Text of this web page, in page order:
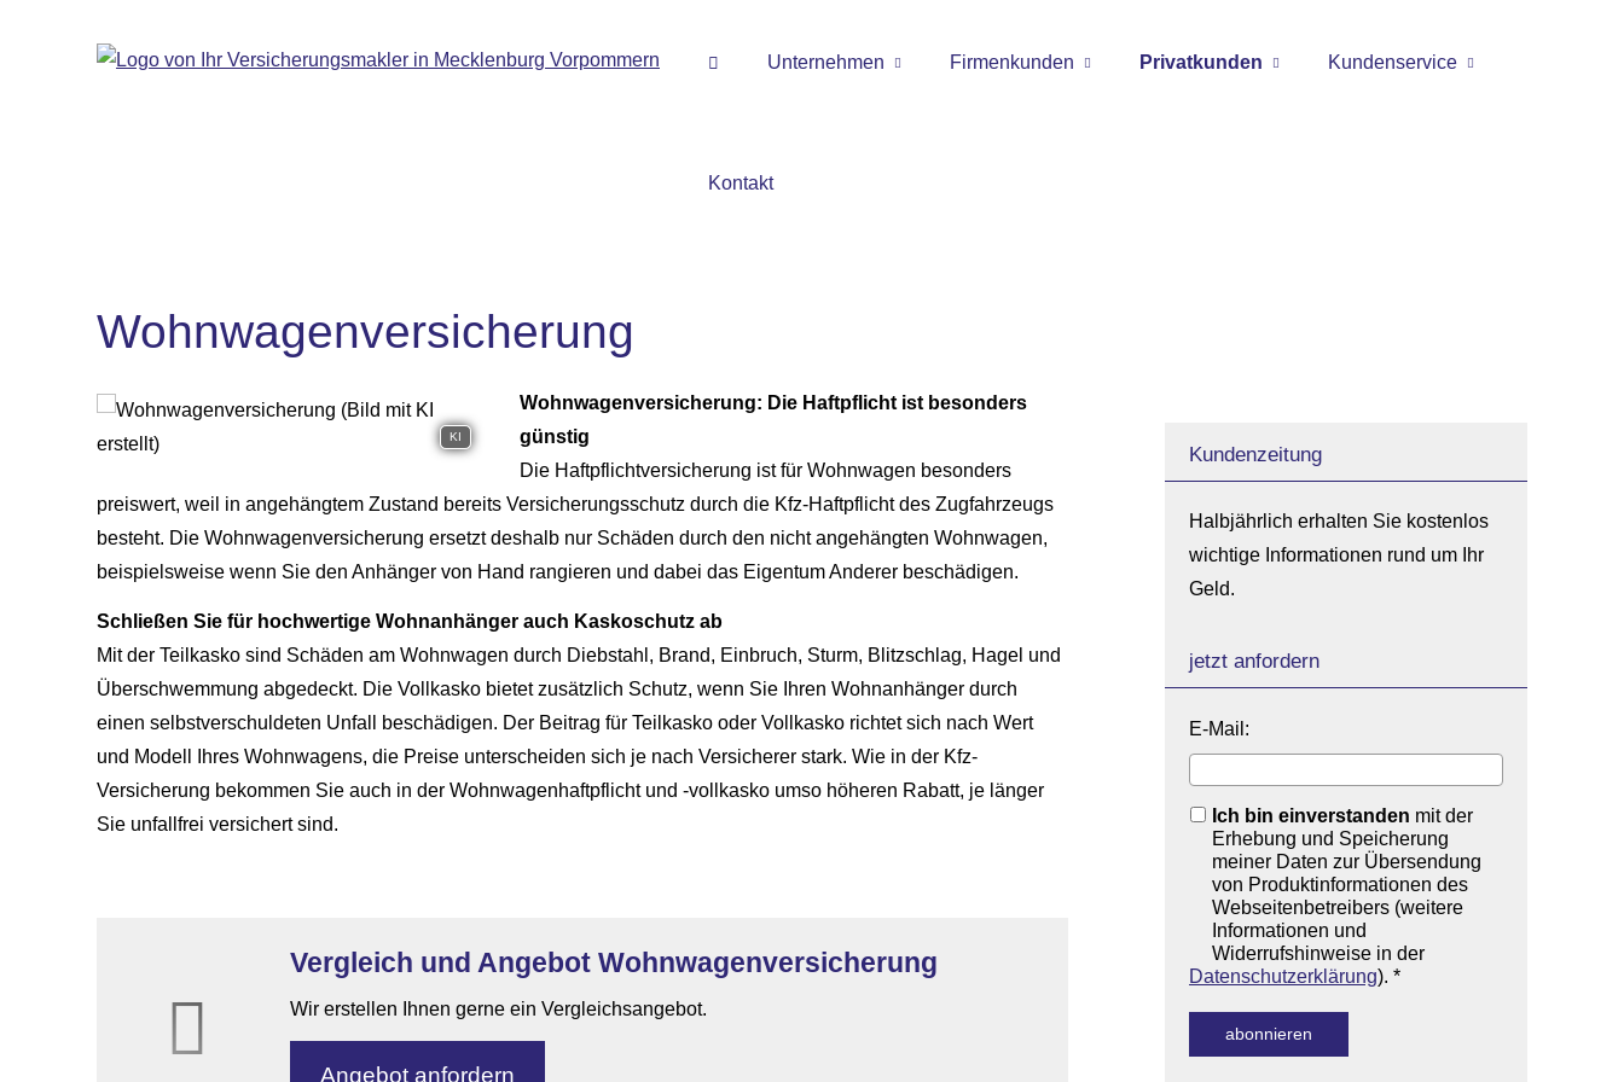
Unternehmen Firmenkunden Privatkunden Kundenservice
Kontakt
Kundenzeitung
Halbjährlich erhalten Sie kostenlos
wichtige Informationen rund um Ihr
Geld.
jetzt anfordern
E-Mail:
Ich bin einverstanden mit der
Erhebung und Speicherung
meiner Daten zur Übersendung
von Produktinformationen des
Webseitenbetreibers (weitere
Informationen und
Widerrufshinweise in der
Datenschutzerklärung). *
Wohnwagenversicherung
KI
Wohnwagenversicherung: Die Haft­pflicht ist besonders
günstig
Die Haft­pflichtversicherung ist für Wohnwagen besonders
preiswert, weil in angehängtem Zustand bereits Versicherungsschutz durch die Kfz-Haft­pflicht des Zugfahrzeugs
besteht. Die Wohnwagenversicherung ersetzt deshalb nur Schäden durch den nicht angehängten Wohnwagen,
beispielsweise wenn Sie den Anhänger von Hand rangieren und dabei das Eigentum Anderer beschädigen.
Schließen Sie für hochwertige Wohnanhänger auch Kaskoschutz ab
Mit der Teilkasko sind Schäden am Wohnwagen durch Diebstahl, Brand, Einbruch, Sturm, Blitzschlag, Hagel und
Überschwemmung abgedeckt. Die Vollkasko bietet zusätzlich Schutz, wenn Sie Ihren Wohnanhänger durch
einen selbstverschuldeten Unfall beschädigen. Der Beitrag für Teilkasko oder Vollkasko richtet sich nach Wert
und Modell Ihres Wohnwagens, die Preise unterscheiden sich je nach Versicherer stark. Wie in der Kfz-
Versicherung bekommen Sie auch in der Wohnwagenhaftpflicht und -vollkasko umso höheren Rabatt, je länger
Sie unfallfrei versichert sind.
Vergleich und Angebot Wohnwagenversicherung
Wir erstellen Ihnen gerne ein Vergleichsangebot.
An­ge­bot an­for­dern